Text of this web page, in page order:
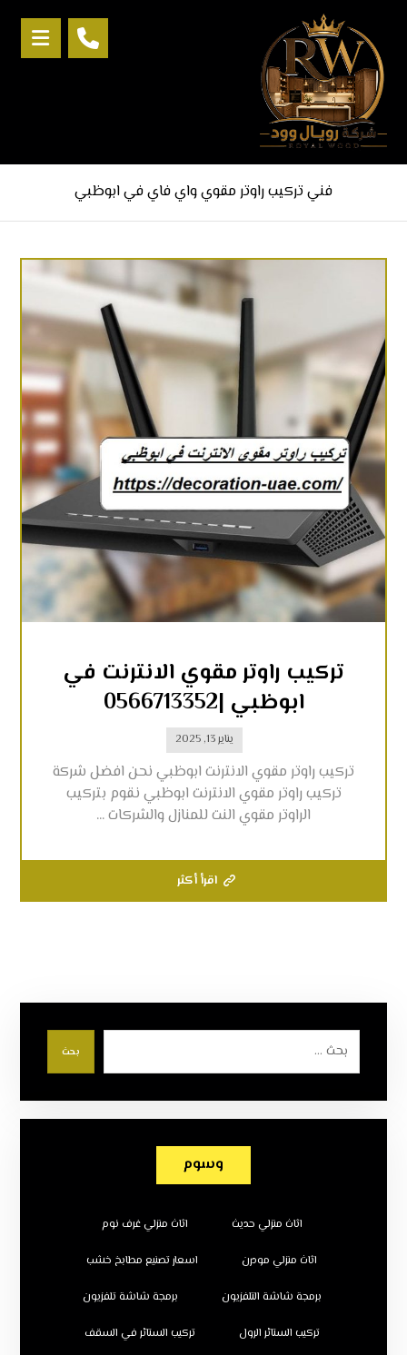
فني تركيب راوتر مقوي واي فاي في ابوظبي
تركيب راوتر مقوي الانترنت في
ابوظبي |0566713352
يناير 13, 2025
تركيب راوتر مقوي الانترنت ابوظبي نحن افضل شركة
تركيب راوتر مقوي الانترنت ابوظبي نقوم بتركيب
الراوتر مقوي النت للمنازل والشركات ...
اقرأ أكثر
بحث
وسوم
اثاث منزلي حديث اثاث منزلي غرف نوم
اثاث منزلي مودرن اسعار تصنيع مطابخ خشب
برمجة شاشة التلفزيون برمجة شاشة تلفزيون
تركيب الستائر الرول تركيب الستائر في السقف